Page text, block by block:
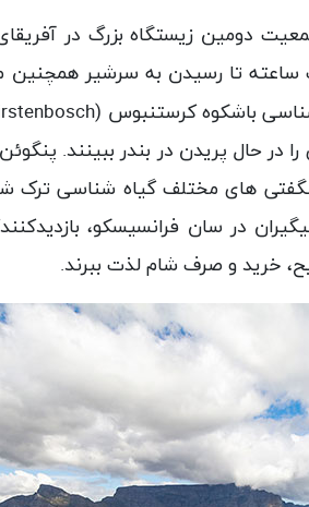
دومین زیستگاه بزرگ در
تا رسیدن به سرشیر همچنین
باشکوه کرستنبوس (
حال پریدن در بندر ببینند.
های مختلف گیاه شناسی ترک
در سان فرانسیسکو،
خرید و صرف شام لذت ببرند.